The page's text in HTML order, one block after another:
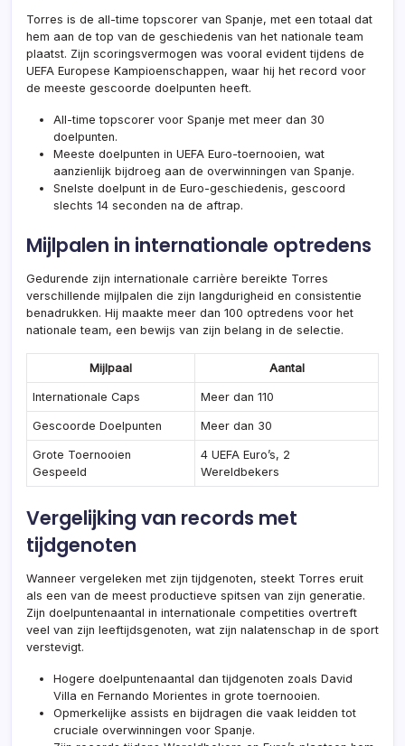
Torres is de all-time topscorer van Spanje, met een totaal dat
hem aan de top van de geschiedenis van het nationale team
plaatst. Zijn scoringsvermogen was vooral evident tijdens de
UEFA Europese Kampioenschappen, waar hij het record voor
de meeste gescoorde doelpunten heeft.
All-time topscorer voor Spanje met meer dan 30
doelpunten.
Meeste doelpunten in UEFA Euro-toernooien, wat
aanzienlijk bijdroeg aan de overwinningen van Spanje.
Snelste doelpunt in de Euro-geschiedenis, gescoord
slechts 14 seconden na de aftrap.
Mijlpalen in internationale optredens
Gedurende zijn internationale carrière bereikte Torres
verschillende mijlpalen die zijn langdurigheid en consistentie
benadrukken. Hij maakte meer dan 100 optredens voor het
nationale team, een bewijs van zijn belang in de selectie.
Mijlpaal Aantal
Internationale Caps Meer dan 110
Gescoorde Doelpunten Meer dan 30
Grote Toernooien
Gespeeld
4 UEFA Euro’s, 2
Wereldbekers
Vergelijking van records met
tijdgenoten
Wanneer vergeleken met zijn tijdgenoten, steekt Torres eruit
als een van de meest productieve spitsen van zijn generatie.
Zijn doelpuntenaantal in internationale competities overtreft
veel van zijn leeftijdsgenoten, wat zijn nalatenschap in de sport
verstevigt.
Hogere doelpuntenaantal dan tijdgenoten zoals David
Villa en Fernando Morientes in grote toernooien.
Opmerkelijke assists en bijdragen die vaak leidden tot
cruciale overwinningen voor Spanje.